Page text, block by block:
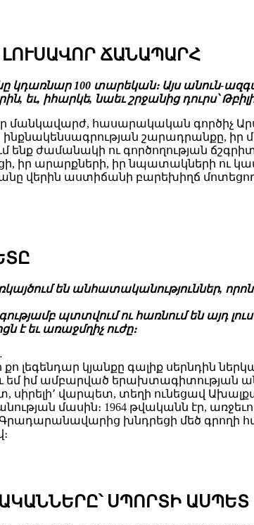
ՃԱՆԱՊԱՐՀ
կդառնար 100 տարեկան։ Այս անուն-
եւ, իհարկե, նաեւ շրջանից դուրս՝
հասարակական գործիչ
ինքնակենսագրության շարադրանքը,
ժամանակի ու գործողության
իր արարքների, իր նպատակների
վերին աստիճանի բարեխիղճ
են անհատականություններ,
պտտվում ու հառնում են այդ
է եւ առաջմղիչ ուժը։
լեգենդար կյանքը գալիք սերնդին
եմ իմ ամբարված
սիրելի՚ վարպետ, տեղի ունեցավ
մասին։ 1964 թվականն էր,
խնդրեցի մեծ գրողի
ՍՊՈՐՏԻ ԱՍՊԵՏ